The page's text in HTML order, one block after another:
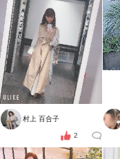
村上 百合子
2